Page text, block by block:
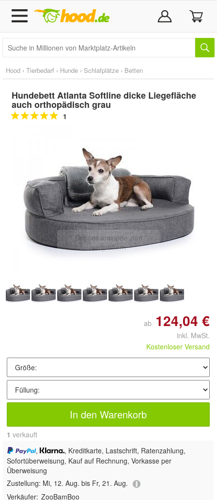
Hood › Tierbedarf › Hunde › Schlafplätze › Betten
Hundebett Atlanta Softline dicke Liegefläche
auch orthopädisch grau
1
Doppelt antippen zum
vergrößern
ab 124,04 €
inkl. MwSt.
Kostenloser Versand
In den Warenkorb
1 verkauft
,
, Kreditkarte, Lastschrift, Ratenzahlung,
Sofortüberweisung, Kauf auf Rechnung, Vorkasse per
Überweisung
Zustellung: Mi, 12. Aug. bis Fr, 21. Aug.
Verkäufer: ZooBamBoo